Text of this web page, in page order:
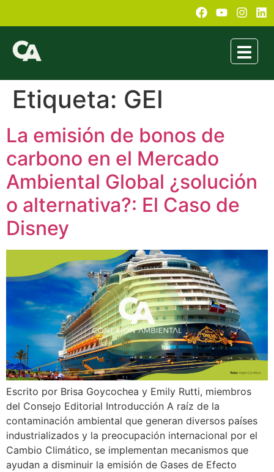
Etiqueta: GEI
La emisión de bonos de
carbono en el Mercado
Ambiental Global ¿solución
o alternativa?: El Caso de
Disney
Escrito por Brisa Goycochea y Emily Rutti, miembros
del Consejo Editorial Introducción A raíz de la
contaminación ambiental que generan diversos países
industrializados y la preocupación internacional por el
Cambio Climático, se implementan mecanismos que
ayudan a disminuir la emisión de Gases de Efecto